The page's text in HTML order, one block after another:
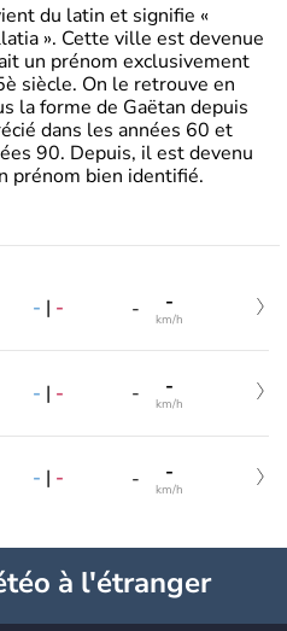
du latin et signifie «
». Cette ville est devenue
un prénom exclusivement
siècle. On le retrouve en
la forme de Gaëtan depuis
dans les années 60 et
90. Depuis, il est devenu
prénom bien identifié.
- | - - -
km/h
- | - - -
km/h
- | - - -
km/h
à l'étranger